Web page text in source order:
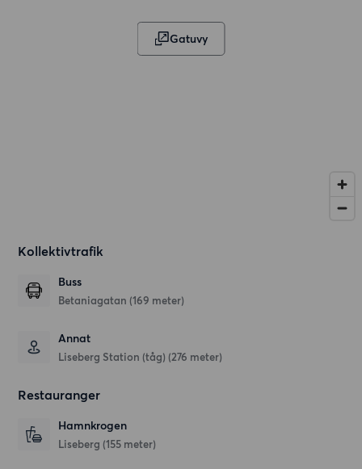
Gatuvy
Kollektivtrafik
Buss
Betaniagatan (169 meter)
Annat
Liseberg Station (tåg) (276 meter)
Restauranger
Hamnkrogen
Liseberg (155 meter)